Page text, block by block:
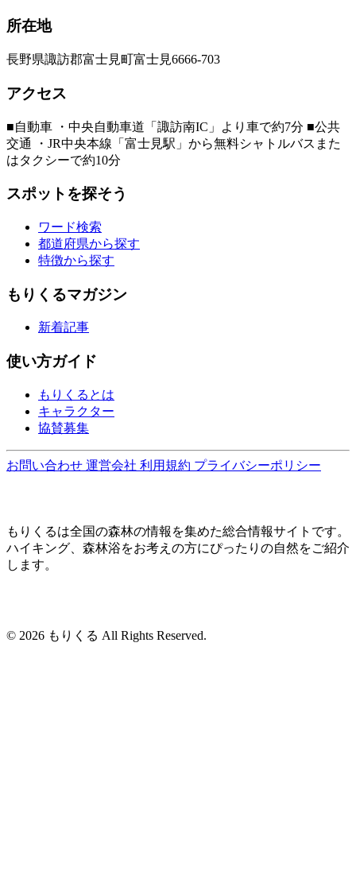
所在地
長野県諏訪郡富士見町富士見6666-703
アクセス
■自動車 ・中央自動車道「諏訪南IC」より車で約7分 ■公共
交通 ・JR中央本線「富士見駅」から無料シャトルバスまた
はタクシーで約10分
スポットを探そう
ワード検索
都道府県から探す
特徴から探す
もりくるマガジン
新着記事
使い方ガイド
もりくるとは
キャラクター
協賛募集
お問い合わせ 運営会社 利用規約 プライバシーポリシー
もりくるは全国の森林の情報を集めた総合情報サイトです。
ハイキング、森林浴をお考えの方にぴったりの自然をご紹介
します。
© 2026 もりくる All Rights Reserved.